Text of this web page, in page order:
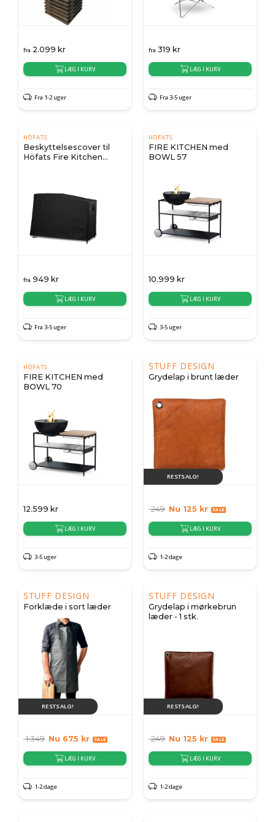
fra 2.099 kr
LÆG I KURV
Fra 1-2 uger
fra 319 kr
LÆG I KURV
Fra 3-5 uger
HÖFATS
Beskyttelsescover til
Höfats Fire Kitchen
fra 949 kr
LÆG I KURV
Fra 3-5 uger
HÖFATS
FIRE KITCHEN med
BOWL 57
10.999 kr
LÆG I KURV
3-5 uger
HÖFATS
FIRE KITCHEN med
BOWL 70
12.599 kr
LÆG I KURV
3-5 uger
STUFF DESIGN
Grydelap i brunt læder
RESTSALG!
249 Nu 125 kr
LÆG I KURV
1-2 dage
STUFF DESIGN
Forklæde i sort læder
RESTSALG!
1.349 Nu 675 kr
LÆG I KURV
1-2 dage
STUFF DESIGN
Grydelap i mørkebrun
læder - 1 stk.
RESTSALG!
249 Nu 125 kr
LÆG I KURV
1-2 dage